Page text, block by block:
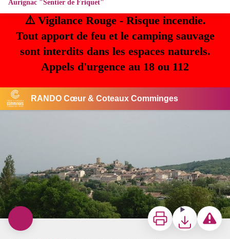
⚠️ Vigilance Rouge - Risque incendie.
Tout apport de feu et le camping sauvage
sont interdits dans les espaces naturels.
Appels d'urgence au 18 ou 112
RANDO Cœur & Coteaux Comminges
Aurignac "Sentier de Friquet"
CC Cœur & Coteaux Comminges
ImprimerTéléchargerSignaler